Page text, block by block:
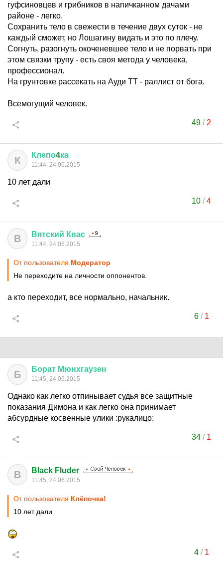
гуфсиновцев и грибников в напичканном дачами
районе - легко.
Сохранить тело в свежести в течение двух суток - не
каждый сможет, но Лошагину видать и это по плечу.
Согнуть, разогнуть окоченевшее тело и не порвать при
этом связки трупу - есть своя метода у человека,
профессионал.
На грунтовке рассекать на Ауди ТТ - раллист от бога.
Всемогущий человек.
49 / 2
К Клепо4ка
11:44, 24.06.2015
10 лет дали
10 /4
В Вятский Квас
11:44, 24.06.2015
От пользователя Модератор
Не переходите на личности оппонентов.
а кто переходит, все нормально, начальник.
6/ 1
Б Борат Мюнхгаузен
11:45, 24.06.2015
Однако как легко отпинывает судья все защитные
показания Димона и как легко она принимает
абсурдные косвенные улики :рукалицо:
34 / 1
B Black Fluder
11:45, 24.06.2015
От пользователя Клёпочка!
10 лет дали
4/ 1